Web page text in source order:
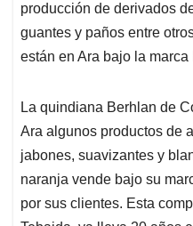
producción de derivados
guantes y paños entre
están en Ara bajo la marca
La quindiana Berhlan de
Ara algunos productos de
jabones, suavizantes y
naranja vende bajo su
por sus clientes. Esta